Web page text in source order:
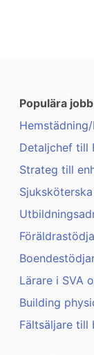
Populära jobb
Detaljchef till
Strateg till
Lärare i SVA
Building
Fältsäljare till